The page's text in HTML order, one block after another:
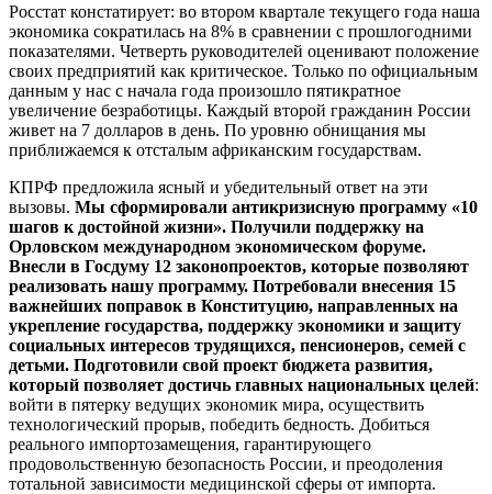
Росстат констатирует: во втором квартале текущего года наша
экономика сократилась на 8% в сравнении с прошлогодними
показателями. Четверть руководителей оценивают положение
своих предприятий как критическое. Только по официальным
данным у нас с начала года произошло пятикратное
увеличение безработицы. Каждый второй гражданин России
живет на 7 долларов в день. По уровню обнищания мы
приближаемся к отсталым африканским государствам.
КПРФ предложила ясный и убедительный ответ на эти
вызовы. Мы сформировали антикризисную программу «10
шагов к достойной жизни». Получили поддержку на
Орловском международном экономическом форуме.
Внесли в Госдуму 12 законопроектов, которые позволяют
реализовать нашу программу. Потребовали внесения 15
важнейших поправок в Конституцию, направленных на
укрепление государства, поддержку экономики и защиту
социальных интересов трудящихся, пенсионеров, семей с
детьми. Подготовили свой проект бюджета развития,
который позволяет достичь главных национальных целей:
войти в пятерку ведущих экономик мира, осуществить
технологический прорыв, победить бедность. Добиться
реального импортозамещения, гарантирующего
продовольственную безопасность России, и преодоления
тотальной зависимости медицинской сферы от импорта.